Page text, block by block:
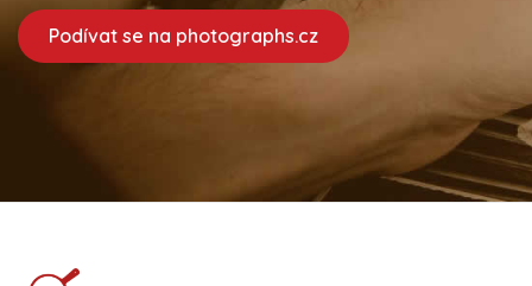
Podívat se na photographs.cz